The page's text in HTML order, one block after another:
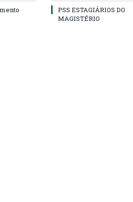
PSS ESTAGIÁRIOS DO
MAGISTÉRIO